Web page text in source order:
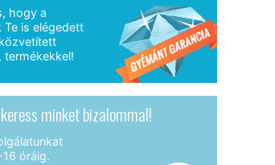
hogy a
is elégedett
termékekkel!
minket bizalommal!
óráig.